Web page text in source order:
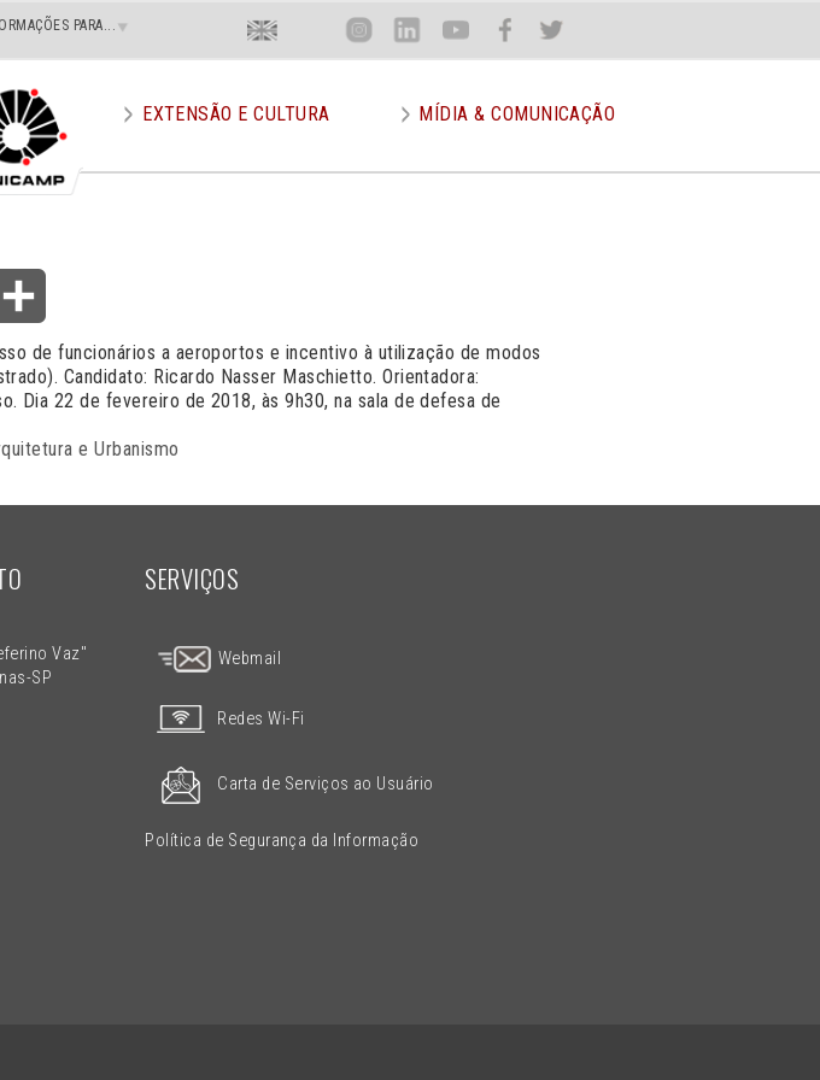
PARA... Menu
Superior
Direito
En Inst Lin You Face Twit
EXTENSÃO E CULTURA MÍDIA & COMUNICAÇÃO
de funcionários a aeroportos e incentivo à utilização de modos
Candidato: Ricardo Nasser Maschietto. Orientadora:
Dia 22 de fevereiro de 2018, às 9h30, na sala de defesa de
e Urbanismo
Vaz"
SP
SERVIÇOS
Webmail
Redes Wi-Fi
Carta de Serviços ao Usuário
Política de Segurança da Informação